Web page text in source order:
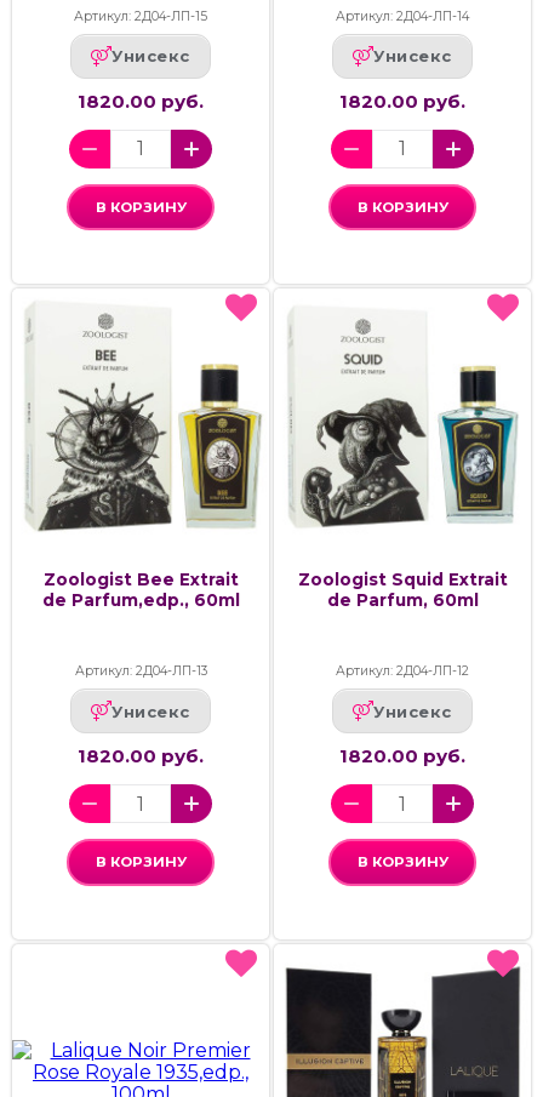
Артикул: 2Д04-ЛП-15
Унисекс
1820.00 руб.
В КОРЗИНУ
Артикул: 2Д04-ЛП-14
Унисекс
1820.00 руб.
В КОРЗИНУ
Zoologist Bee Extrait
de Parfum,edp., 60ml
Артикул: 2Д04-ЛП-13
Унисекс
1820.00 руб.
В КОРЗИНУ
Zoologist Squid Extrait
de Parfum, 60ml
Артикул: 2Д04-ЛП-12
Унисекс
1820.00 руб.
В КОРЗИНУ